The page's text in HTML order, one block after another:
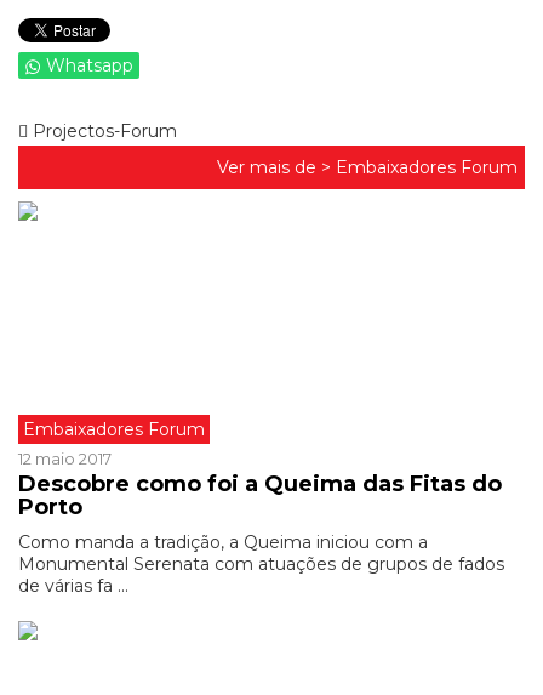
Whatsapp
Projectos-Forum
Ver mais de > Embaixadores Forum
Embaixadores Forum
12 maio 2017
Descobre como foi a Queima das Fitas do
Porto
Como manda a tradição, a Queima iniciou com a
Monumental Serenata com atuações de grupos de fados
de várias fa ...